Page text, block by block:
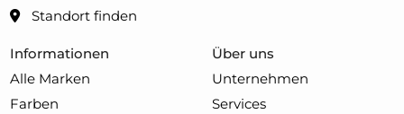
Informationen
Alle Marken
Farben
Über uns
Unternehmen
Services
Standort finden